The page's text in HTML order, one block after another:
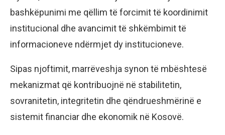
bashkëpunimi me qëllim të forcimit të koordinimit
institucional dhe avancimit të shkëmbimit të
informacioneve ndërmjet dy institucioneve.
Sipas njoftimit, marrëveshja synon të mbështesë
mekanizmat që kontribuojnë në stabilitetin,
sovranitetin, integritetin dhe qëndrueshmërinë e
sistemit financiar dhe ekonomik në Kosovë.